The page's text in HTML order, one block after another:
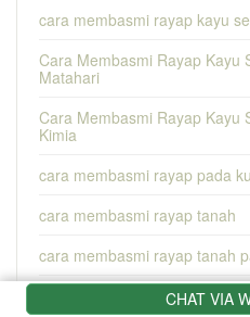
CHAT VIA
cara membasmi rayap kayu
Cara Membasmi Rayap Kayu
Matahari
Cara Membasmi Rayap Kayu
Kimia
cara membasmi rayap pada
cara membasmi rayap tanah
cara membasmi rayap tanah
cara membasmi rayap tanah